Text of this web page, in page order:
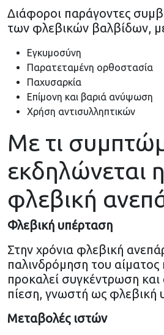
Διάφοροι παράγοντες
των φλεβικών βαλβίδων,
Εγκυμοσύνη
Παρατεταμένη ορθοστασία
Παχυσαρκία
Επίμονη και βαριά ανύψωση
Χρήση αντισυλληπτικών
Με τι
εκδηλώνεται
φλεβική
Φλεβική υπέρταση
Στην χρόνια φλεβική
παλινδρόμηση του αίματος
προκαλεί συγκέντρωση
πίεση, γνωστή ως φλεβική
Μεταβολές ιστών